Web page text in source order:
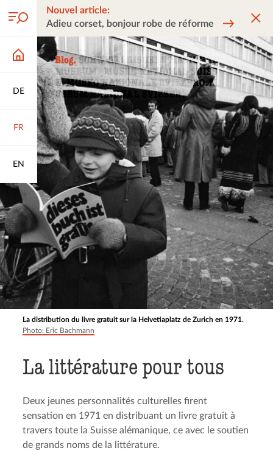
DE
FR
EN
Nouvel article:
Adieu corset, bonjour robe de réforme
La distribution du livre gratuit sur la Helvetiaplatz de Zurich en 1971.
Photo: Eric Bachmann
La littéra­ture pour tous
Deux jeunes personnalités culturelles firent
sensation en 1971 en distribuant un livre gratuit à
travers toute la Suisse alémanique, ce avec le soutien
de grands noms de la littérature.